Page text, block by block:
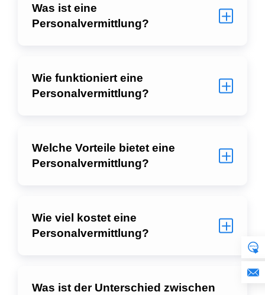
Was ist eine
Personalvermittlung?
Wie funktioniert eine
Personalvermittlung?
Welche Vorteile bietet eine
Personalvermittlung?
Wie viel kostet eine
Personalvermittlung?
Was ist der Unterschied zwischen